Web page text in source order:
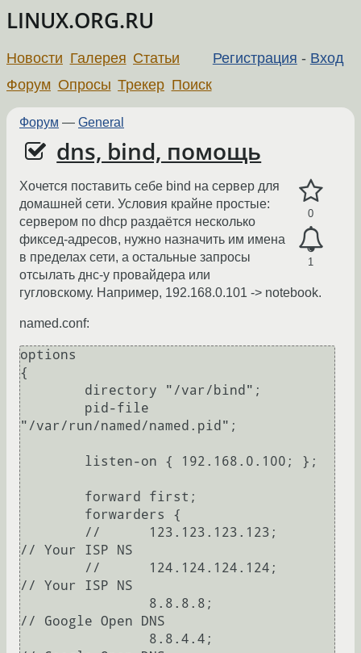
LINUX.ORG.RU
Регистрация - Вход
Новости Галерея Статьи
Форум Опросы Трекер Поиск
Форум — General
dns, bind, помощь
0
1
Хочется поставить себе bind на сервер для
домашней сети. Условия крайне простые:
сервером по dhcp раздаётся несколько
фиксед-адресов, нужно назначить им имена
в пределах сети, а остальные запросы
отсылать днс-у провайдера или
гугловскому. Например, 192.168.0.101 -> notebook.
named.conf:
options
{
"/var/run/named/named.pid";
// Your ISP NS
// Your ISP NS
// Google Open DNS